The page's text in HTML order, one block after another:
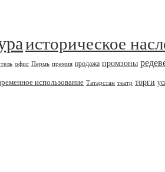
историческое
офис Пермь премия продажа промзоны
использование Татарстан театр торги